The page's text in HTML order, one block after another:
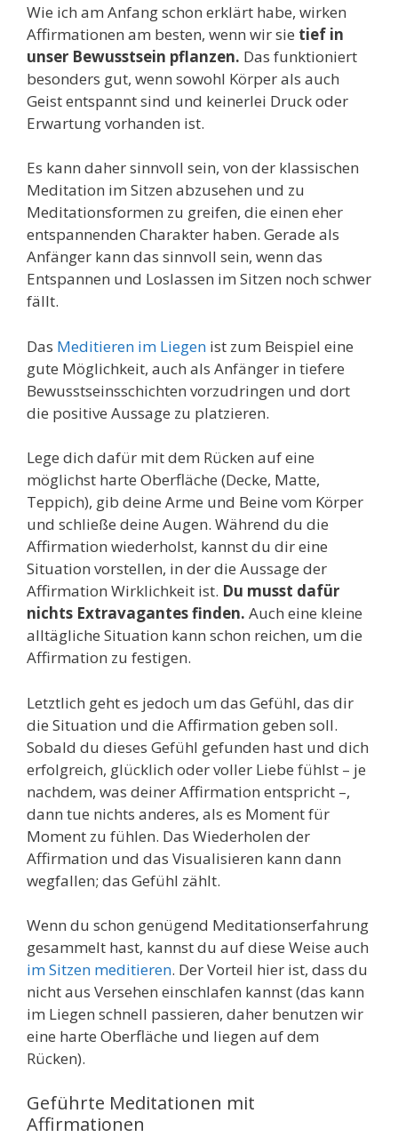
Wie ich am Anfang schon erklärt habe, wirken
Affirmationen am besten, wenn wir sie tief in
unser Bewusstsein pflanzen. Das funktioniert
besonders gut, wenn sowohl Körper als auch
Geist entspannt sind und keinerlei Druck oder
Erwartung vorhanden ist.
Es kann daher sinnvoll sein, von der klassischen
Meditation im Sitzen abzusehen und zu
Meditationsformen zu greifen, die einen eher
entspannenden Charakter haben. Gerade als
Anfänger kann das sinnvoll sein, wenn das
Entspannen und Loslassen im Sitzen noch schwer
fällt.
Das Meditieren im Liegen ist zum Beispiel eine
gute Möglichkeit, auch als Anfänger in tiefere
Bewusstseinsschichten vorzudringen und dort
die positive Aussage zu platzieren.
Lege dich dafür mit dem Rücken auf eine
möglichst harte Oberfläche (Decke, Matte,
Teppich), gib deine Arme und Beine vom Körper
und schließe deine Augen. Während du die
Affirmation wiederholst, kannst du dir eine
Situation vorstellen, in der die Aussage der
Affirmation Wirklichkeit ist. Du musst dafür
nichts Extravagantes finden. Auch eine kleine
alltägliche Situation kann schon reichen, um die
Affirmation zu festigen.
Letztlich geht es jedoch um das Gefühl, das dir
die Situation und die Affirmation geben soll.
Sobald du dieses Gefühl gefunden hast und dich
erfolgreich, glücklich oder voller Liebe fühlst – je
nachdem, was deiner Affirmation entspricht –,
dann tue nichts anderes, als es Moment für
Moment zu fühlen. Das Wiederholen der
Affirmation und das Visualisieren kann dann
wegfallen; das Gefühl zählt.
Wenn du schon genügend Meditationserfahrung
gesammelt hast, kannst du auf diese Weise auch
im Sitzen meditieren. Der Vorteil hier ist, dass du
nicht aus Versehen einschlafen kannst (das kann
im Liegen schnell passieren, daher benutzen wir
eine harte Oberfläche und liegen auf dem
Rücken).
Geführte Meditationen mit
Affirmationen